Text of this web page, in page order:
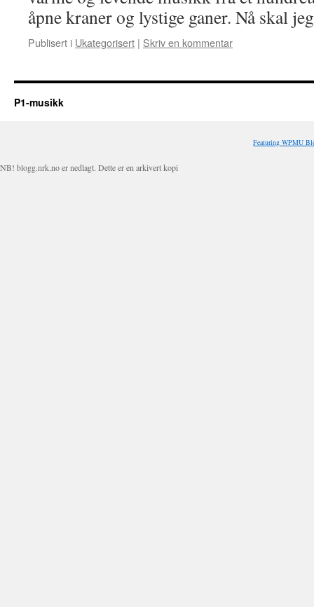
åpne kraner og lystige ganer. Nå skal
Publisert i Ukategorisert | Skriv en kommentar
P1-musikk
Featuring WPMU
NB! blogg.nrk.no er nedlagt. Dette er en arkivert kopi